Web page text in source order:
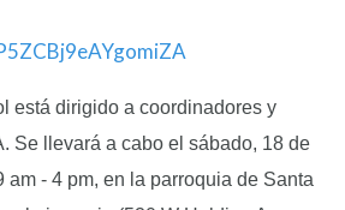
está dirigido a coordinadores y
Se llevará a cabo el sábado, 18 de
am - 4 pm, en la parroquia de Santa